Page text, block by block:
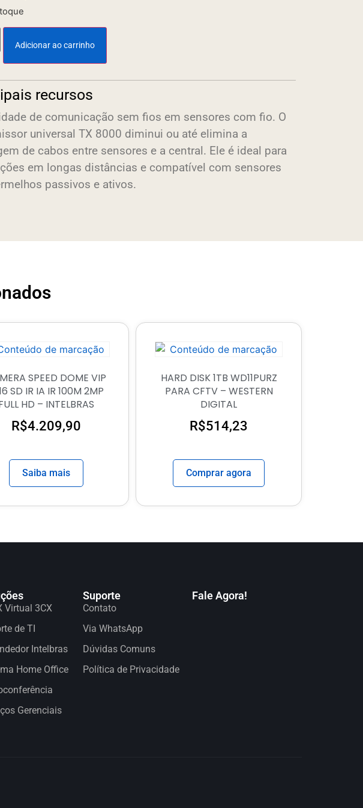
Adicionar ao carrinho
recursos
de comunicação sem fios em sensores com fio. O
universal TX 8000 diminui ou até elimina a
de cabos entre sensores e a central. Ele é ideal para
em longas distâncias e compatível com sensores
passivos e ativos.
SPEED DOME VIP
SD IR IA IR 100M 2MP
HD – INTELBRAS
R$4.209,90
Saiba mais
HARD DISK 1TB WD11PURZ
PARA CFTV – WESTERN
DIGITAL
R$514,23
Comprar agora
Virtual 3CX
de TI
Intelbras
Home Office
Gerenciais
Suporte
Contato
Via WhatsApp
Dúvidas Comuns
Política de Privacidade
Fale Agora!